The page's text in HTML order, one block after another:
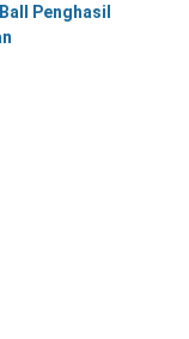
Penghasil